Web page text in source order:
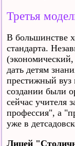
Третья
В большинстве
стандарта.
дать детям
престижный
создании были
сейчас учителя
профессия", а
уже в
Лицей